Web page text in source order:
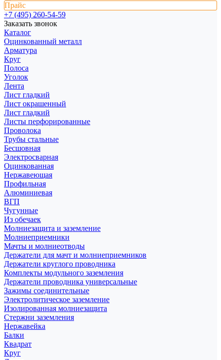
Прайс
+7 (495) 260-54-59
Заказать звонок
Каталог
Оцинкованный металл
Арматура
Круг
Полоса
Уголок
Лента
Лист гладкий
Лист окрашенный
Лист гладкий
Листы перфорированные
Проволока
Трубы стальные
Бесшовная
Электросварная
Оцинкованная
Нержавеющая
Профильная
Алюминиевая
ВГП
Чугунные
Из обечаек
Молниезащита и заземление
Молниеприемники
Мачты и молниеотводы
Держатели для мачт и молниеприемников
Держатели круглого проводника
Комплекты модульного заземления
Держатели проводника универсальные
Зажимы соединительные
Электролитическое заземление
Изолированная молниезащита
Стержни заземления
Нержавейка
Балки
Квадрат
Круг